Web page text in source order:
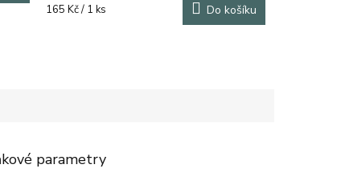
Měrná
165 Kč / 1 ks Do košíku
parametry